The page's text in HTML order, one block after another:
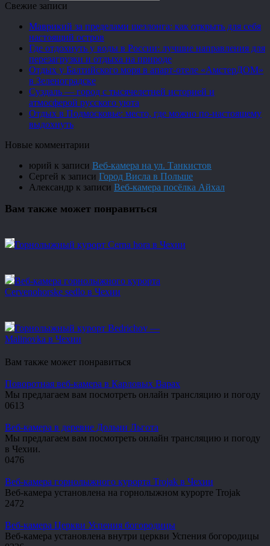
Свежие записи
Маврикий за пределами шезлонга: как открыть для себя
настоящий остров
Где отдохнуть у воды в России: лучшие направления для
перезагрузки и отдыха на природе
Отдых у Балтийского моря в апарт-отеле «АмстерДОМ»
в Зеленоградске
Суздаль — город с тысячелетней историей и
атмосферой русского уюта
Отдых в Подмосковье: место, где можно по-настоящему
выдохнуть
Новые комментарии
юрий к записи Веб-камера на ул. Танкистов
Сергей к записи Город Висла в Польше
Александр к записи Веб-камера посёлка Айхал
Вам также может понравиться
Горнолыжный курорт Cerna hora в Чехии
Веб-камера горнолыжного курорта
Cervenohorske sedlo в Чехии
Горнолыжный курорт Bedrichov —
Malinovka в Чехии
Вам также может понравиться
Поворотная веб-камера в Карловых Варах
Мы предлагаем вам посмотреть онлайн трансляцию и погоду
0613
Веб-камера в деревне Дольни Льгота
Мы предлагаем вам посмотреть онлайн трансляцию и погоду
в Чехии.
0476
Веб-камера горнолыжного курорта Trojak в Чехии
Веб-камера установлена на горнолыжном курорте Trojak
2472
Веб-камера Церкви Успения богородицы
Веб-камера установлена внутри церкви Успения богородицы